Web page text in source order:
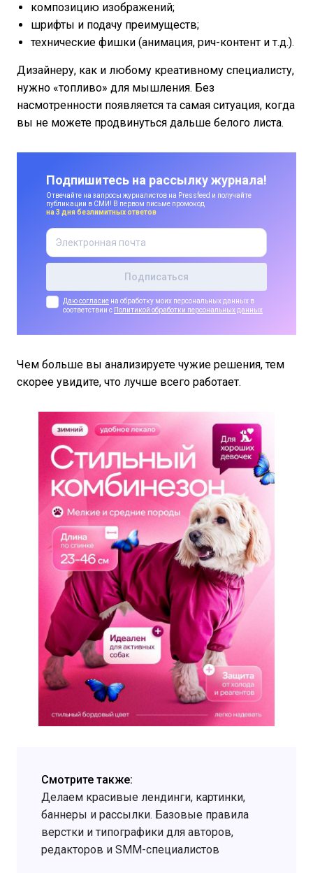
композицию изображений;
шрифты и подачу преимуществ;
технические фишки (анимация, рич-контент и т.д.).
Дизайнеру, как и любому креативному специалисту,
нужно «топливо» для мышления. Без
насмотренности появляется та самая ситуация, когда
вы не можете продвинуться дальше белого листа.
Подпишитесь на рассылку журнала!
Отвечайте на запросы журналистов на Pressfeed и получайте
публикации в СМИ! В первом письме промокод
на 3 дня безлимитных ответов
Даю согласие на обработку моих персональных данных в
соответствии с
Политикой обработки персональных данных
Чем больше вы анализируете чужие решения, тем
скорее увидите, что лучше всего работает.
Смотрите также:
Делаем красивые лендинги, картинки,
баннеры и рассылки. Базовые правила
верстки и типографики для авторов,
редакторов и SMM-специалистов